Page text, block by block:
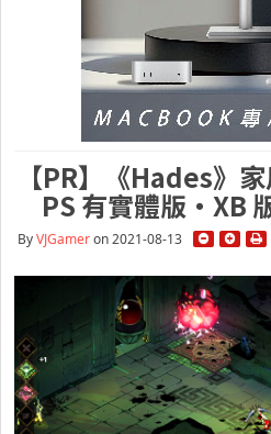
【PR】《Hades》
PS 有實體版・XB
ByVJGameron 2021-08-13